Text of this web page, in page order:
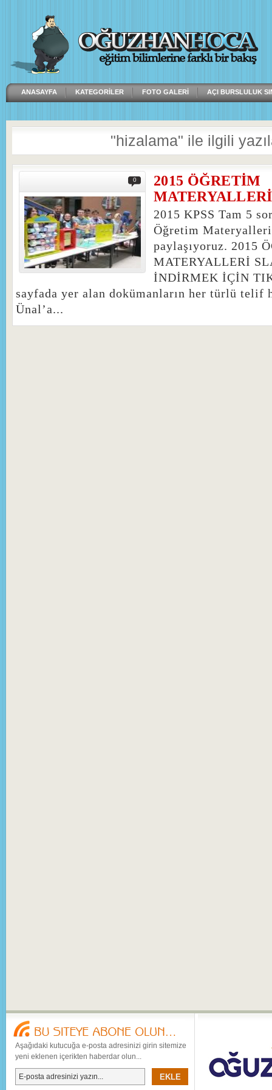
ANASAYFA KATEGORILER FOTO GALERI AÇI BURSLULUK
"hizalama" ile ilgili
0
2015 ÖĞRETİM
2015 KPSS Tam 5
Öğretim
paylaşıyoruz. 2015
MATERYALLERİ
İNDİRMEK İÇİN
sayfada yer alan dokümanların her türlü telif
Ünal’a...
Aşağıdaki kutucuğa e-posta adresinizi girin sitemize
yeni eklenen içerikten haberdar olun...